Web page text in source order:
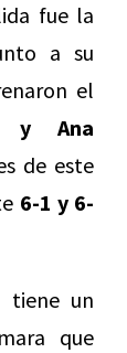
fue la
a su
el
y Ana
de este
6-1 y 6-
tiene un
que